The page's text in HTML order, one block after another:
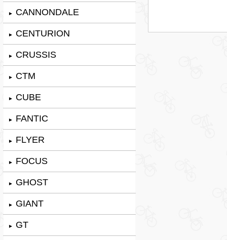
► CANNONDALE
► CENTURION
► CRUSSIS
► CTM
► CUBE
► FANTIC
► FLYER
► FOCUS
► GHOST
► GIANT
► GT